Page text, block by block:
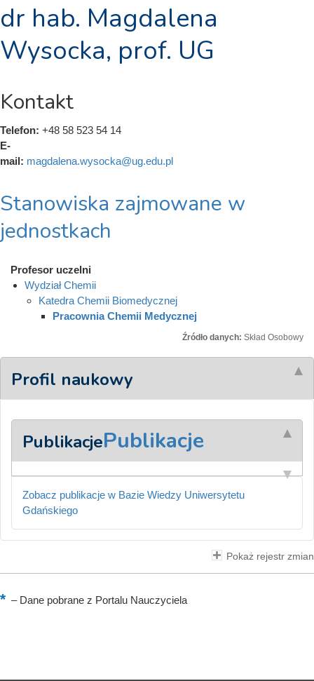
dr hab. Magdalena
Wysocka, prof. UG
Kontakt
Telefon: +48 58 523 54 14
E-
mail: magdalena.wysocka@ug.edu.pl
Stanowiska zajmowane w
jednostkach
Profesor uczelni
Wydział Chemii
Katedra Chemii Biomedycznej
Pracownia Chemii Medycznej
Źródło danych: Skład Osobowy
Profil naukowy
PublikacjePublikacje
Zobacz publikacje w Bazie Wiedzy Uniwersytetu
Gdańskiego
Pokaż rejestr zmian
–Dane pobrane z Portalu Nauczyciela